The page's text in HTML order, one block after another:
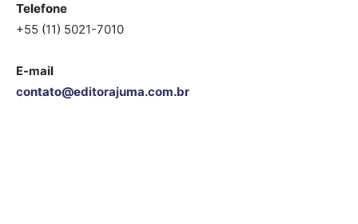
Telefone
+55 (11) 5021-7010
E-mail
contato@editorajuma.com.br